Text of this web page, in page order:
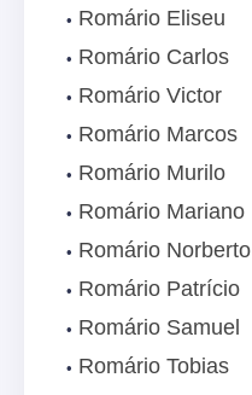
Romário Eliseu
Romário Carlos
Romário Victor
Romário Marcos
Romário Murilo
Romário Mariano
Romário Norberto
Romário Patrício
Romário Samuel
Romário Tobias